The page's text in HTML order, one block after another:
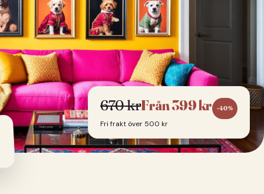
670krFrån399kr -40%
Fri frakt över 500 kr